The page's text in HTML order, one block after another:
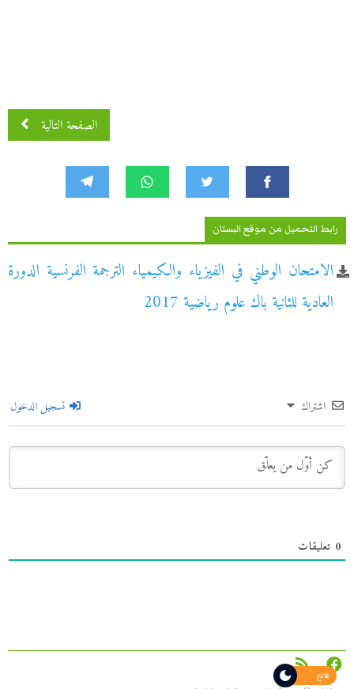
الصفحة التالية
رابط التحميل من موقع البستان
الامتحان الوطني في الفيزياء والكيمياء الترجمة الفرنسية الدورة
العادية للثانية باك علوم رياضية 2017
اشتراك تسجيل الدخول
0 تعليقات
فاتح